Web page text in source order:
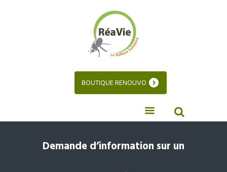
BOUTIQUE RENOUVO
Demande d’information sur un